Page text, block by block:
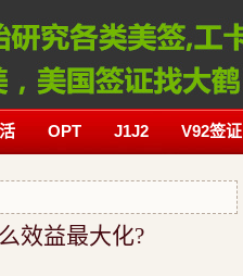
OPT J1J2 V92签证
效益最大化?